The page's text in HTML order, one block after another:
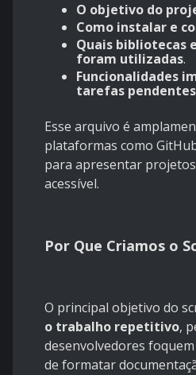
O objetivo do
Como instalar e
Quais bibliotecas
foram utilizadas.
Funcionalidades
tarefas pendentes
Esse arquivo é
plataformas como
para apresentar
acessível.
Por Que Criamos o
O principal objetivo do
o trabalho repetitivo,
desenvolvedores
de formatar